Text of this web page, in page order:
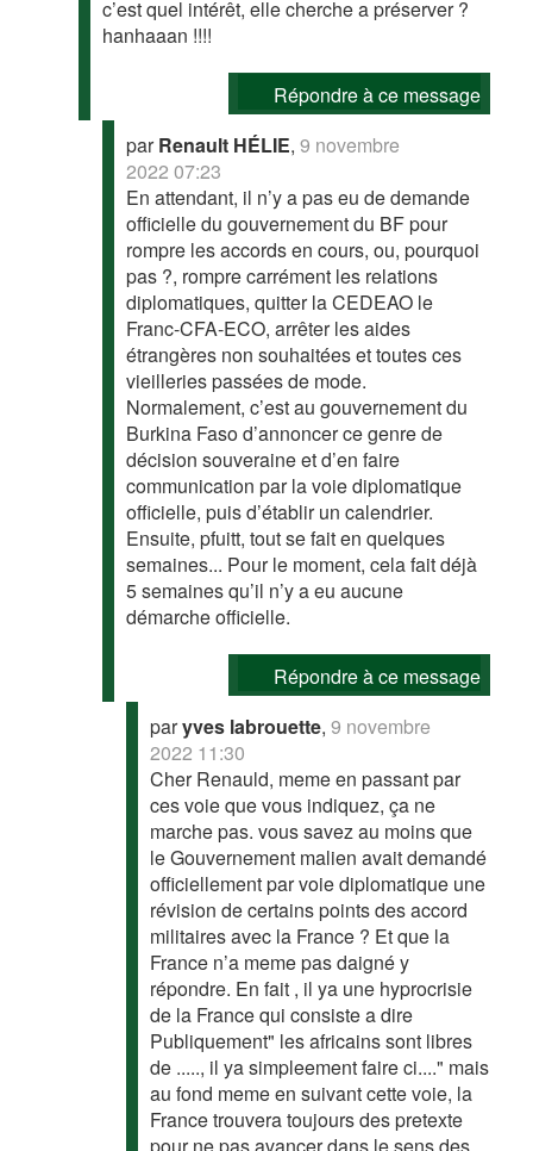
c’est quel intérêt, elle cherche a préserver ?
hanhaaan !!!!
Répondre à ce message
parRenault HÉLIE,9 novembre
2022 07:23
En attendant, il n’y a pas eu de demande
officielle du gouvernement du BF pour
rompre les accords en cours, ou, pourquoi
pas ?, rompre carrément les relations
diplomatiques, quitter la CEDEAO le
Franc-CFA-ECO, arrêter les aides
étrangères non souhaitées et toutes ces
vieilleries passées de mode.
Normalement, c’est au gouvernement du
Burkina Faso d’annoncer ce genre de
décision souveraine et d’en faire
communication par la voie diplomatique
officielle, puis d’établir un calendrier.
Ensuite, pfuitt, tout se fait en quelques
semaines... Pour le moment, cela fait déjà
5 semaines qu’il n’y a eu aucune
démarche officielle.
Répondre à ce message
paryves labrouette,9 novembre
2022 11:30
Cher Renauld, meme en passant par
ces voie que vous indiquez, ça ne
marche pas. vous savez au moins que
le Gouvernement malien avait demandé
officiellement par voie diplomatique une
révision de certains points des accord
militaires avec la France ? Et que la
France n’a meme pas daigné y
répondre. En fait , il ya une hyprocrisie
de la France qui consiste a dire
Publiquement" les africains sont libres
de ....., il ya simpleement faire ci...." mais
au fond meme en suivant cette voie, la
France trouvera toujours des pretexte